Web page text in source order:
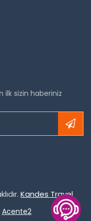
ilk sizin haberiniz
Kandes Travel
Acente2